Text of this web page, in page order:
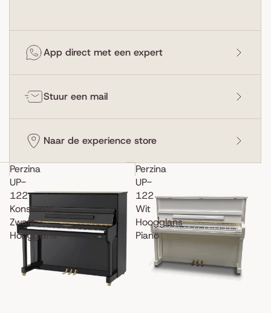
App direct met een expert
Stuur een mail
Naar de experience store
Perzina
UP-
122
Konsumat
Zwart
Hoogglans
Perzina
UP-
122
Wit
Hoogglans
Piano